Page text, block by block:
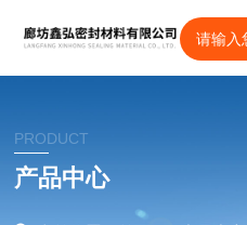
PRODUCT
产品中心